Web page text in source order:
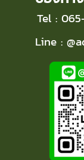
Tel :
Line :